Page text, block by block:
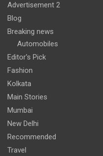
Advertisement 2
Blog
Breaking news
Automobiles
Editor's Pick
Fashion
Kolkata
Main Stories
Mumbai
New Delhi
Recommended
Travel